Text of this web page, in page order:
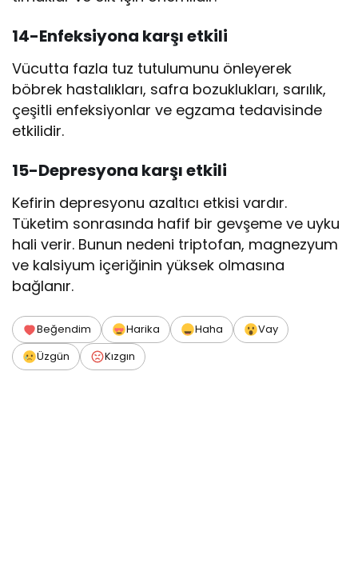
14-Enfeksiyona karşı etkili
Vücutta fazla tuz tutulumunu önleyerek
böbrek hastalıkları, safra bozuklukları, sarılık,
çeşitli enfeksiyonlar ve egzama tedavisinde
etkilidir.
15-Depresyona karşı etkili
Kefirin depresyonu azaltıcı etkisi vardır.
Tüketim sonrasında hafif bir gevşeme ve uyku
hali verir. Bunun nedeni triptofan, magnezyum
ve kalsiyum içeriğinin yüksek olmasına
bağlanır.
Beğendim Harika Haha
Vay
Üzgün
Kızgın